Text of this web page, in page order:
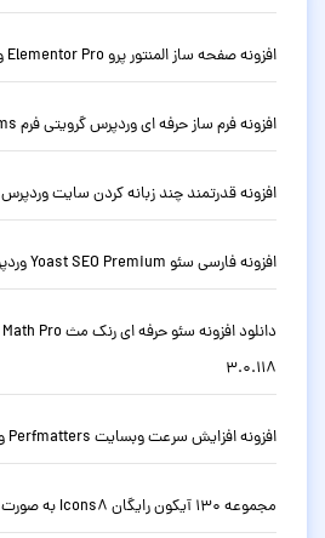
افزونه صفحه ساز المنتور پرو Elementor Pro وردپرس نسخه 4.2.1
افزونه فرم ساز حرفه ای وردپرس گرویتی فرم Gravity Forms نسخه 3.0.0
افزونه قدرتمند چند زبانه کردن سایت وردپرس WPML نسخه 4.9.6
افزونه فارسی سئو Yoast SEO Premium وردپرس نسخه حرفه ای 28.1
3.0.118
افزونه افزایش سرعت وبسایت Perfmatters وردپرس نسخه 2.6.6
مجموعه 130 آیکون رایگان Icons8 به صورت SVG